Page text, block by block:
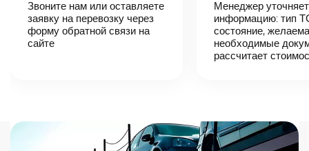
вами,
согласует
детали
автоперевозки,
назовет
Звоните нам или оставляете
заявку на перевозку через
форму обратной связи на
сайте
Менеджер уточняет
информацию: тип
состояние,
необходимые
рассчитает